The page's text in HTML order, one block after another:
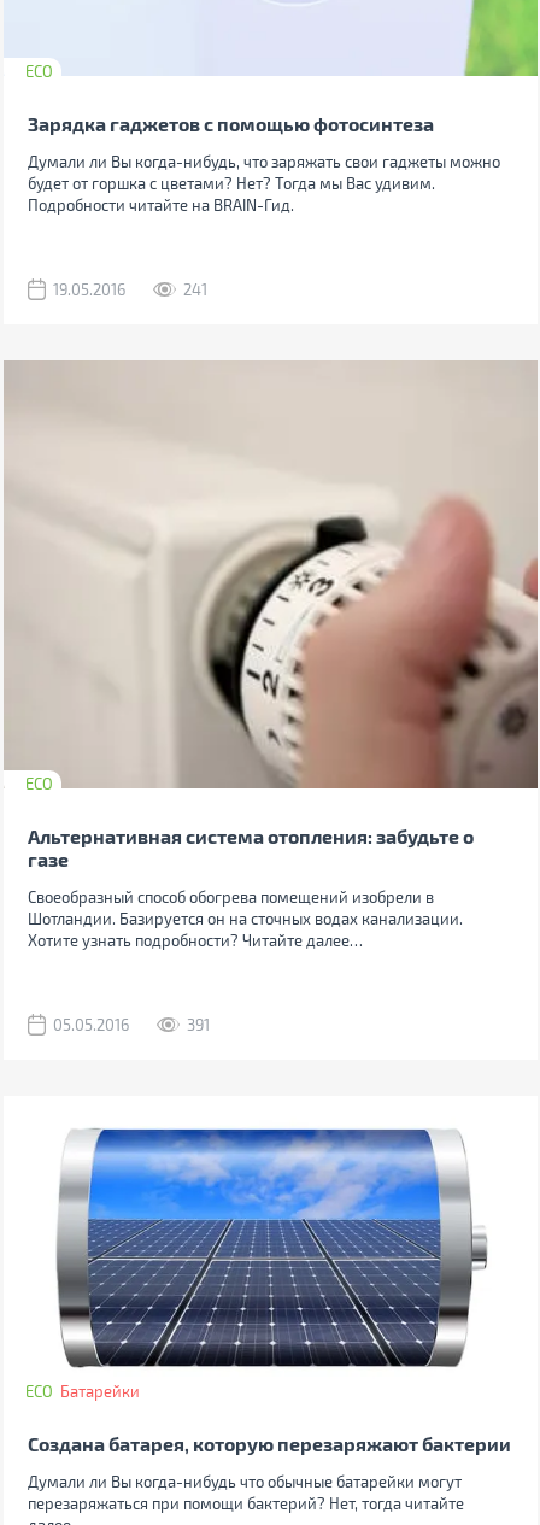
ECO
Зарядка гаджетов с помощью фотосинтеза
Думали ли Вы когда-нибудь, что заряжать свои гаджеты можно
будет от горшка с цветами? Нет? Тогда мы Вас удивим.
Подробности читайте на BRAIN-Гид.
19.05.2016 241
ECO
Альтернативная система отопления: забудьте о
газе
Своеобразный способ обогрева помещений изобрели в
Шотландии. Базируется он на сточных водах канализации.
Хотите узнать подробности? Читайте далее…
05.05.2016 391
ECO Батарейки
Создана батарея, которую перезаряжают бактерии
Думали ли Вы когда-нибудь что обычные батарейки могут
перезаряжаться при помощи бактерий? Нет, тогда читайте